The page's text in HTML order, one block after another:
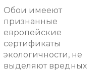
Обои имееют
признанные
европейские
сертификаты
экологичности, не
выделяют вредных